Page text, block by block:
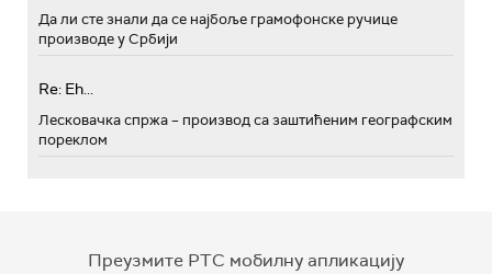
Да ли сте знали да се најбоље грамофонске ручице
производе у Србији
Re: Eh...
Лесковачка спржа – производ са заштићеним географским
пореклом
Преузмите РТС мобилну апликацију